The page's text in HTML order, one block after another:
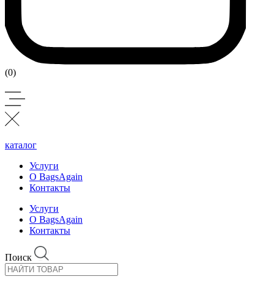
(0)
каталог
Услуги
О BagsAgain
Контакты
Услуги
О BagsAgain
Контакты
Поиск